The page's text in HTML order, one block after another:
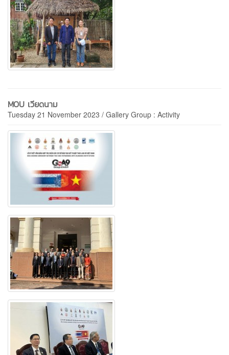
MOU เวียดนาม
Tuesday 21 November 2023 / Gallery Group : Activity